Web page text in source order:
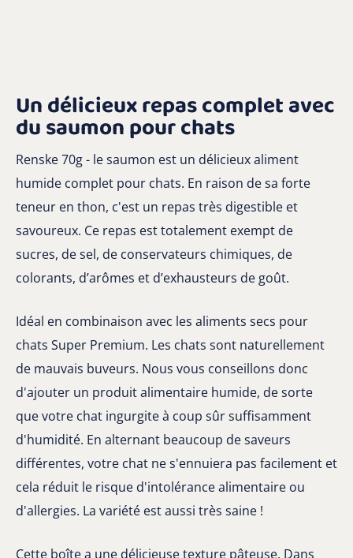
Un délicieux repas complet avec
du saumon pour chats
Renske 70g - le saumon est un délicieux aliment
humide complet pour chats. En raison de sa forte
teneur en thon, c'est un repas très digestible et
savoureux. Ce repas est totalement exempt de
sucres, de sel, de conservateurs chimiques, de
colorants, d’arômes et d’exhausteurs de goût.
Idéal en combinaison avec les aliments secs pour
chats Super Premium. Les chats sont naturellement
de mauvais buveurs. Nous vous conseillons donc
d'ajouter un produit alimentaire humide, de sorte
que votre chat ingurgite à coup sûr suffisamment
d'humidité. En alternant beaucoup de saveurs
différentes, votre chat ne s'ennuiera pas facilement et
cela réduit le risque d'intolérance alimentaire ou
d'allergies. La variété est aussi très saine !
Cette boîte a une délicieuse texture pâteuse. Dans